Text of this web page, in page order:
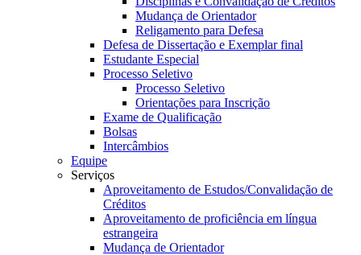
Mudança de Orientador
Religamento para Defesa
Defesa de Dissertação e Exemplar final
Estudante Especial
Processo Seletivo
Processo Seletivo
Orientações para Inscrição
Exame de Qualificação
Bolsas
Intercâmbios
Equipe
Serviços
Aproveitamento de Estudos/Convalidação de
Créditos
Aproveitamento de proficiência em língua
estrangeira
Mudança de Orientador